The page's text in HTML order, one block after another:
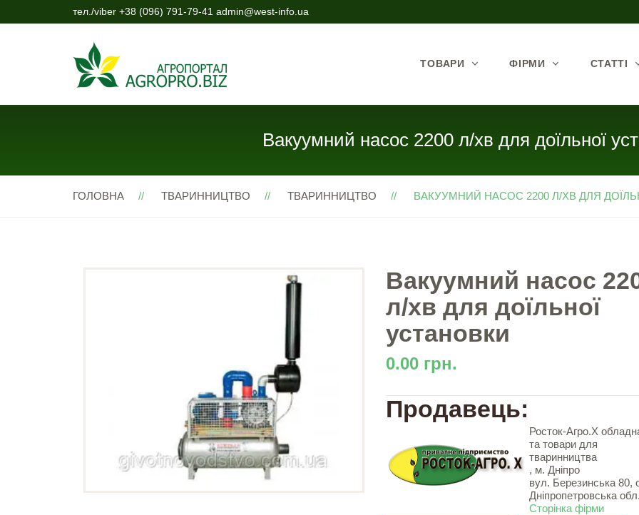
тел./viber +38 (096) 791-79-41 admin@west-info.ua
ТОВАРИ ФІРМИ СТАТТІ
Вакуумний насос 2200 л/хв для доїльної
ГОЛОВНА ТВАРИННИЦТВО ТВАРИННИЦТВО ВАКУУМНИЙ НАСОС 2200 Л/ХВ ДЛЯ
Вакуумний насос
л/хв для доїльної
установки
0.00 грн.
Продавець:
Росток-Агро.Х
та товари для
тваринництва
, м. Дніпро
вул. Березинська 80,
Дніпропетровська обл.
Сторінка фірми